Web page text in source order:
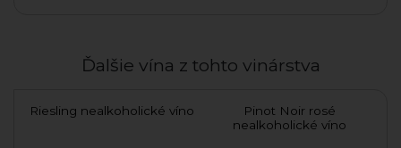
Ďalšie vína z tohto vinárstva
Riesling nealkoholické víno
Pinot Noir rosé
nealkoholické víno